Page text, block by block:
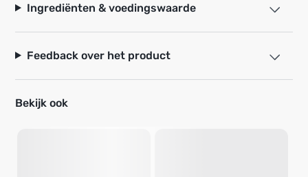
Ingrediënten & voedingswaarde
Feedback over het product
Bekijk ook